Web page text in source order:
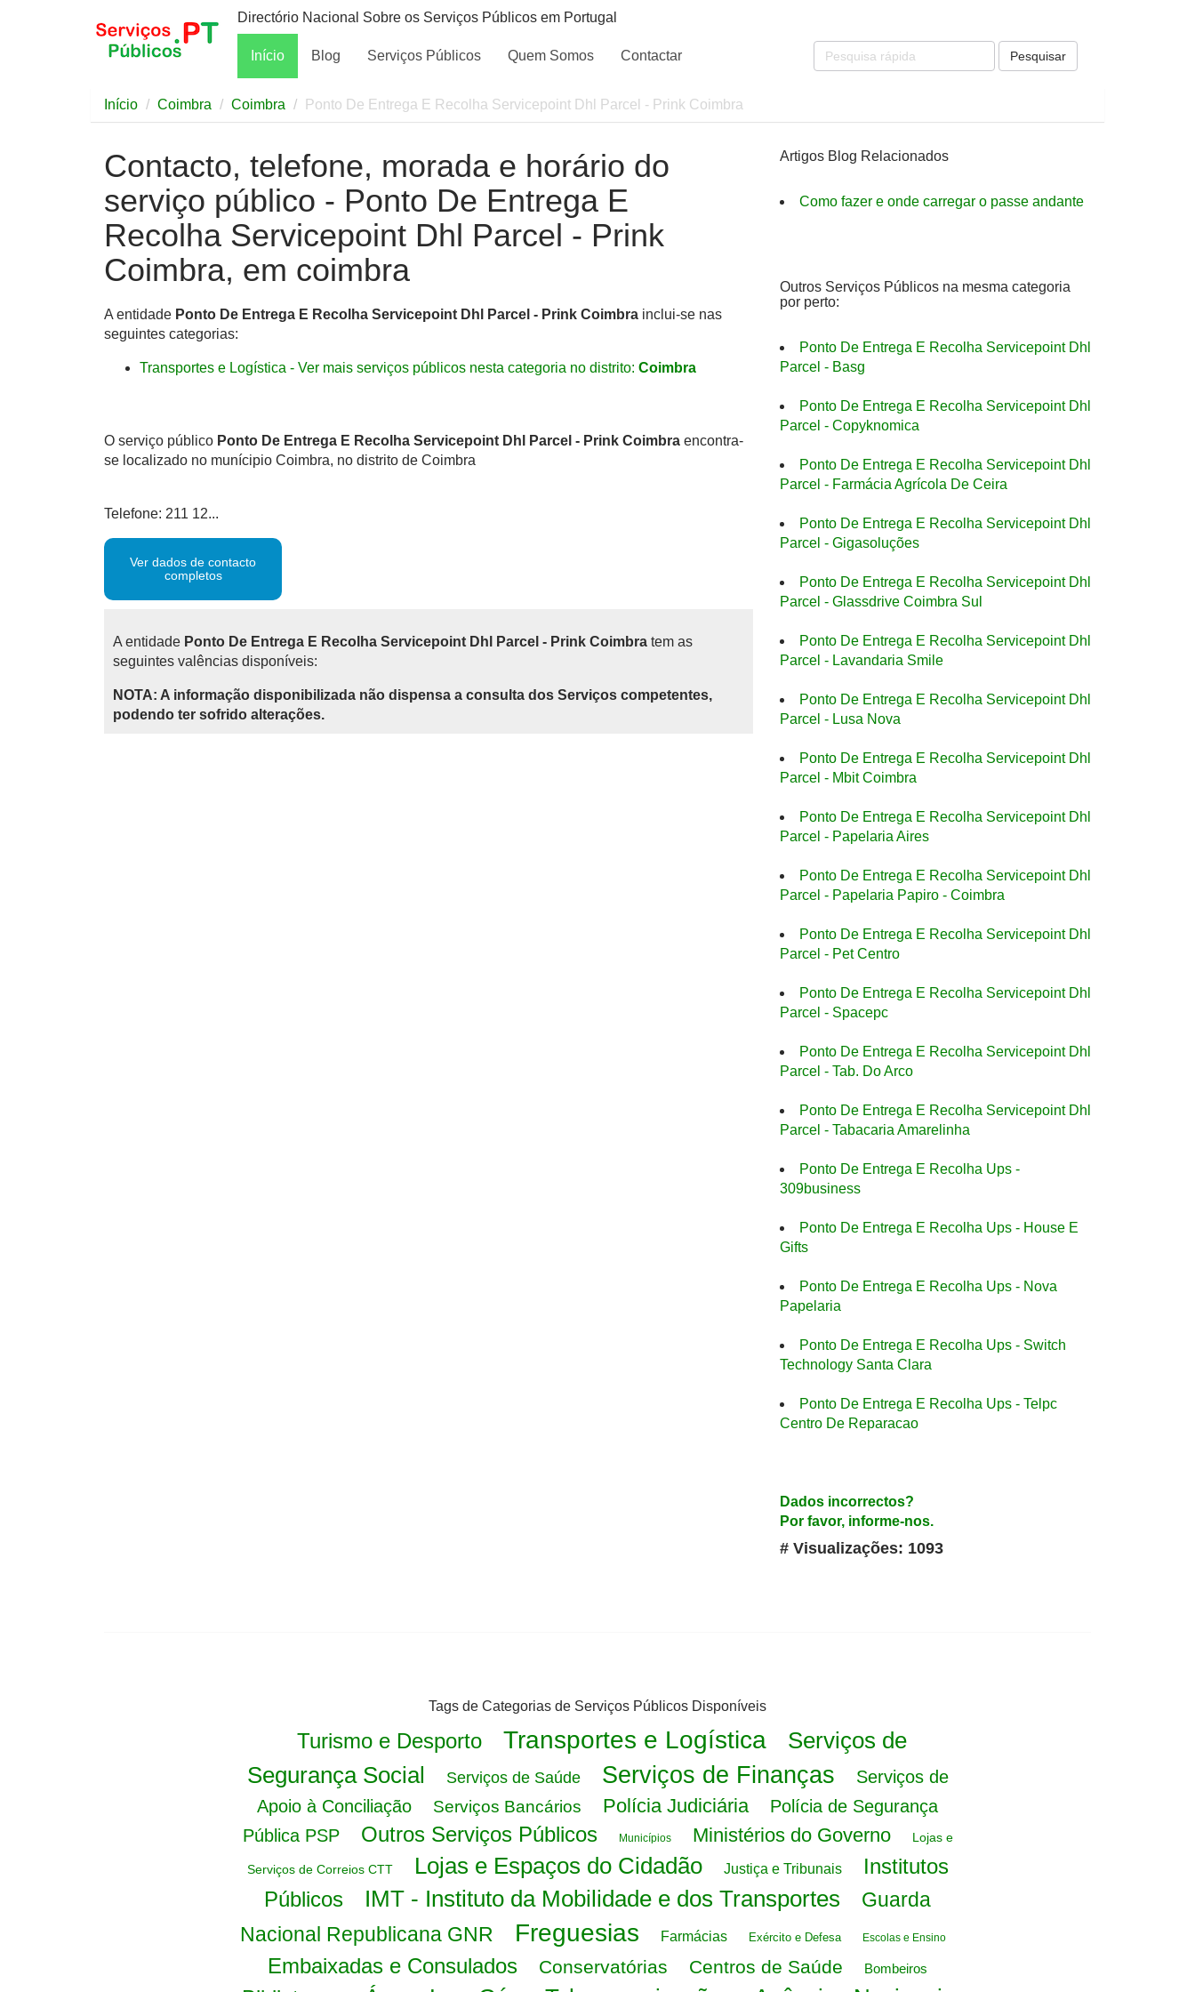
Directório Nacional Sobre os Serviços Públicos em Portugal
Início Blog Serviços Públicos Quem Somos Contactar Pesquisar
Início Coimbra Coimbra Ponto De Entrega E Recolha Servicepoint Dhl Parcel - Prink Coimbra
Contacto, telefone, morada e horário do
serviço público - Ponto De Entrega E
Recolha Servicepoint Dhl Parcel - Prink
Coimbra, em coimbra
A entidade Ponto De Entrega E Recolha Servicepoint Dhl Parcel - Prink Coimbra inclui-se nas
seguintes categorias:
Transportes e Logística - Ver mais serviços públicos nesta categoria no distrito: Coimbra
O serviço público Ponto De Entrega E Recolha Servicepoint Dhl Parcel - Prink Coimbra encontra-
se localizado no munícipio Coimbra, no distrito de Coimbra
Telefone: 211 12...
Ver dados de contacto
completos
A entidade Ponto De Entrega E Recolha Servicepoint Dhl Parcel - Prink Coimbra tem as
seguintes valências disponíveis:
NOTA: A informação disponibilizada não dispensa a consulta dos Serviços competentes,
podendo ter sofrido alterações.
Artigos Blog Relacionados
Como fazer e onde carregar o passe andante
Outros Serviços Públicos na mesma categoria
por perto:
Ponto De Entrega E Recolha Servicepoint Dhl
Parcel - Basg
Ponto De Entrega E Recolha Servicepoint Dhl
Parcel - Copyknomica
Ponto De Entrega E Recolha Servicepoint Dhl
Parcel - Farmácia Agrícola De Ceira
Ponto De Entrega E Recolha Servicepoint Dhl
Parcel - Gigasoluções
Ponto De Entrega E Recolha Servicepoint Dhl
Parcel - Glassdrive Coimbra Sul
Ponto De Entrega E Recolha Servicepoint Dhl
Parcel - Lavandaria Smile
Ponto De Entrega E Recolha Servicepoint Dhl
Parcel - Lusa Nova
Ponto De Entrega E Recolha Servicepoint Dhl
Parcel - Mbit Coimbra
Ponto De Entrega E Recolha Servicepoint Dhl
Parcel - Papelaria Aires
Ponto De Entrega E Recolha Servicepoint Dhl
Parcel - Papelaria Papiro - Coimbra
Ponto De Entrega E Recolha Servicepoint Dhl
Parcel - Pet Centro
Ponto De Entrega E Recolha Servicepoint Dhl
Parcel - Spacepc
Ponto De Entrega E Recolha Servicepoint Dhl
Parcel - Tab. Do Arco
Ponto De Entrega E Recolha Servicepoint Dhl
Parcel - Tabacaria Amarelinha
Ponto De Entrega E Recolha Ups -
309business
Ponto De Entrega E Recolha Ups - House E
Gifts
Ponto De Entrega E Recolha Ups - Nova
Papelaria
Ponto De Entrega E Recolha Ups - Switch
Technology Santa Clara
Ponto De Entrega E Recolha Ups - Telpc
Centro De Reparacao
Dados incorrectos?
Por favor, informe-nos.
# Visualizações: 1093
Tags de Categorias de Serviços Públicos Disponíveis
Turismo e Desporto Transportes e Logística
Serviços de
Segurança Social
Serviços de Saúde Serviços de Finanças
Serviços de
Apoio à Conciliação
Serviços Bancários Polícia Judiciária
Polícia de Segurança
Pública PSP
Outros Serviços Públicos Municípios Ministérios do Governo Lojas e
Serviços de Correios CTT Lojas e Espaços do Cidadão Justiça e Tribunais
Institutos
Públicos
IMT - Instituto da Mobilidade e dos Transportes
Guarda
Nacional Republicana GNR
Freguesias Farmácias Exército e Defesa Escolas e Ensino
Embaixadas e Consulados Conservatórias Centros de Saúde Bombeiros